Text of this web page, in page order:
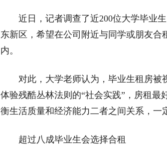
近日，记者调查了近200位大学毕业生
东新区，希望在公司附近与同学或朋友合
内。
对此，大学老师认为，毕业生租房被
体验残酷丛林法则的“社会实践”，房租
衡生活质量和经济能力二者之间关系，一
超过八成毕业生会选择合租